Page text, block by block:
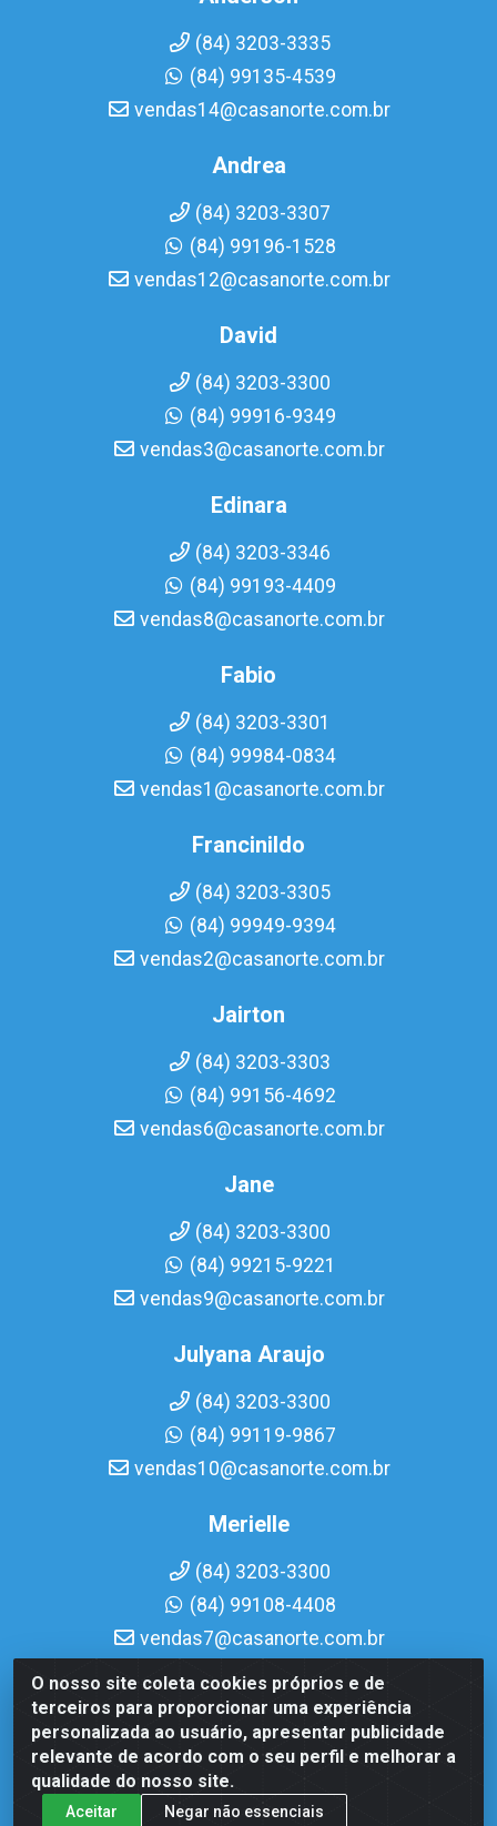
O nosso site coleta cookies próprios e de
terceiros para proporcionar uma experiência
personalizada ao usuário, apresentar publicidade
relevante de acordo com o seu perfil e melhorar a
qualidade do nosso site.
Aceitar Negar não essenciais
(84) 3203-3335
(84) 99135-4539
vendas14@casanorte.com.br
Andrea
(84) 3203-3307
(84) 99196-1528
vendas12@casanorte.com.br
David
(84) 3203-3300
(84) 99916-9349
vendas3@casanorte.com.br
Edinara
(84) 3203-3346
(84) 99193-4409
vendas8@casanorte.com.br
Fabio
(84) 3203-3301
(84) 99984-0834
vendas1@casanorte.com.br
Francinildo
(84) 3203-3305
(84) 99949-9394
vendas2@casanorte.com.br
Jairton
(84) 3203-3303
(84) 99156-4692
vendas6@casanorte.com.br
Jane
(84) 3203-3300
(84) 99215-9221
vendas9@casanorte.com.br
Julyana Araujo
(84) 3203-3300
(84) 99119-9867
vendas10@casanorte.com.br
Merielle
(84) 3203-3300
(84) 99108-4408
vendas7@casanorte.com.br
Casa Norte LTDA - Av. Interventor Mário Câmara, 1815 -
Dix-Sept Rosado, Natal/RN - CEP 59054-600 - CNPJ
08.713.513/0001-51